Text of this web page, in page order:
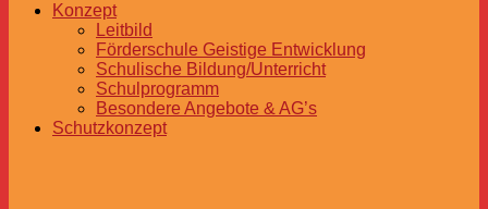
Konzept
Leitbild
Förderschule Geistige Entwicklung
Schulische Bildung/Unterricht
Schulprogramm
Besondere Angebote & AG’s
Schutzkonzept